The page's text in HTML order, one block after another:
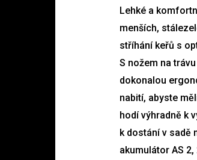
Lehké a
menších,
stříhání keřů s
S nožem na
dokonalou
nabití, abyste
hodí výhradně k
k dostání v sadě
akumulátor AS